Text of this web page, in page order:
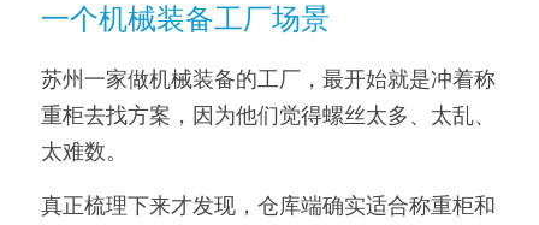
一个机械装备工厂场景
苏州一家做机械装备的工厂，最开始就是冲着称
重柜去找方案，因为他们觉得螺丝太多、太乱、
太难数。
真正梳理下来才发现，仓库端确实适合称重柜和